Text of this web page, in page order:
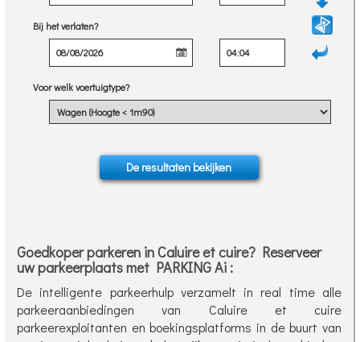
Bij het verlaten?
Voor welk voertuigtype?
Goedkoper parkeren in Caluire et cuire? Reserveer
uw parkeerplaats met PARKING Ai :
De intelligente parkeerhulp verzamelt in real time alle
parkeeraanbiedingen van Caluire et cuire
parkeerexploitanten en boekingsplatforms in de buurt van